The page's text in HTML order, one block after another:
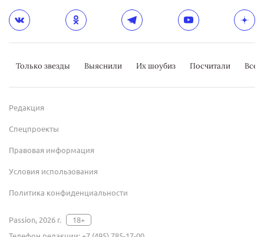
Только звезды Выяснили Их шоубиз Посчитали
Редакция
Спецпроекты
Правовая информация
Условия использования
Политика конфиденциальности
Passion, 2026 г.
18+